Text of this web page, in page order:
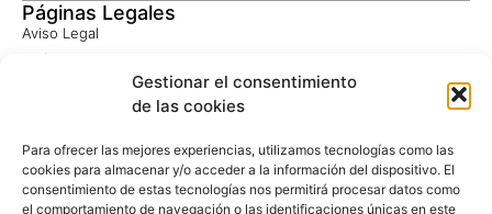
Gestionar el consentimiento
de las cookies
Para ofrecer las mejores experiencias, utilizamos tecnologías como las
cookies para almacenar y/o acceder a la información del dispositivo. El
consentimiento de estas tecnologías nos permitirá procesar datos como
el comportamiento de navegación o las identificaciones únicas en este
Páginas Legales
Aviso Legal
Política de Privacidad
Consentimiento Informado
Política de Cookies
Términos Google